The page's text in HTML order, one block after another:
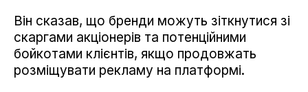
Він сказав, що бренди можуть зіткнутися зі
скаргами акціонерів та потенційними
бойкотами клієнтів, якщо продовжать
розміщувати рекламу на платформі.